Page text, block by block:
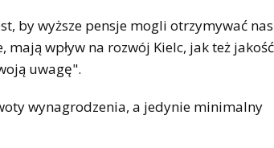
by wyższe pensje mogli otrzymywać
wpływ na rozwój Kielc, jak też
uwagę".
wynagrodzenia, a jedynie minimalny